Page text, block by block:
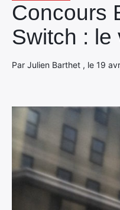
Concours
Switch : le
Par Julien Barthet , le 19